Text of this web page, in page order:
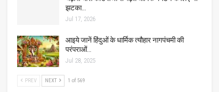
झटका…
Jul 17, 2026
आइये जानें हिंदुओं के धार्मिक त्यौहार नागपंचमी की
परंपराओं…
Jul 28, 2025
PREV NEXT 1 of 569